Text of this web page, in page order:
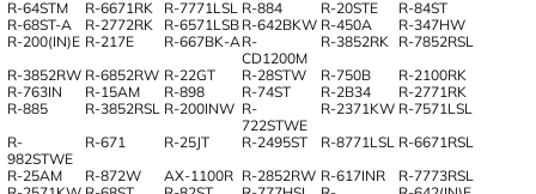
R-64STM R-6671RK R-7771LSL R-884 R-20STE
R-84ST
R-68ST-A
R-2772RK R-6571LSB R-642BKW R-450A
R-347HW
R-200(IN)E R-217E R-667BK-A R-
CD1200M
R-3852RK
R-7852RSL
R-3852RW R-6852RW R-22GT R-28STW R-750B
R-2100RK
R-763IN
R-15AM R-898 R-74ST R-2B34
R-2771RK
R-885
R-3852RSL R-200INW R-
722STWE
R-2371KW R-7571LSL
R-
982STWE
R-671 R-25JT R-2495ST R-8771LSL R-6671RSL
R-25AM
R-872W AX-1100R R-2852RW R-617INR
R-7773RSL